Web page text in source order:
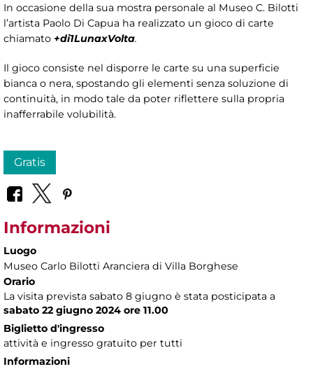
In occasione della sua mostra personale al Museo C. Bilotti
l’artista Paolo Di Capua ha realizzato un gioco di carte
chiamato +di1LunaxVolta.
Il gioco consiste nel disporre le carte su una superficie
bianca o nera, spostando gli elementi senza soluzione di
continuità, in modo tale da poter riflettere sulla propria
inafferrabile volubilità.
Gratis
Informazioni
Luogo
Museo Carlo Bilotti Aranciera di Villa Borghese
Orario
La visita prevista sabato 8 giugno è stata posticipata a
sabato 22 giugno 2024 ore 11.00
Biglietto d'ingresso
attività e ingresso gratuito per tutti
Informazioni